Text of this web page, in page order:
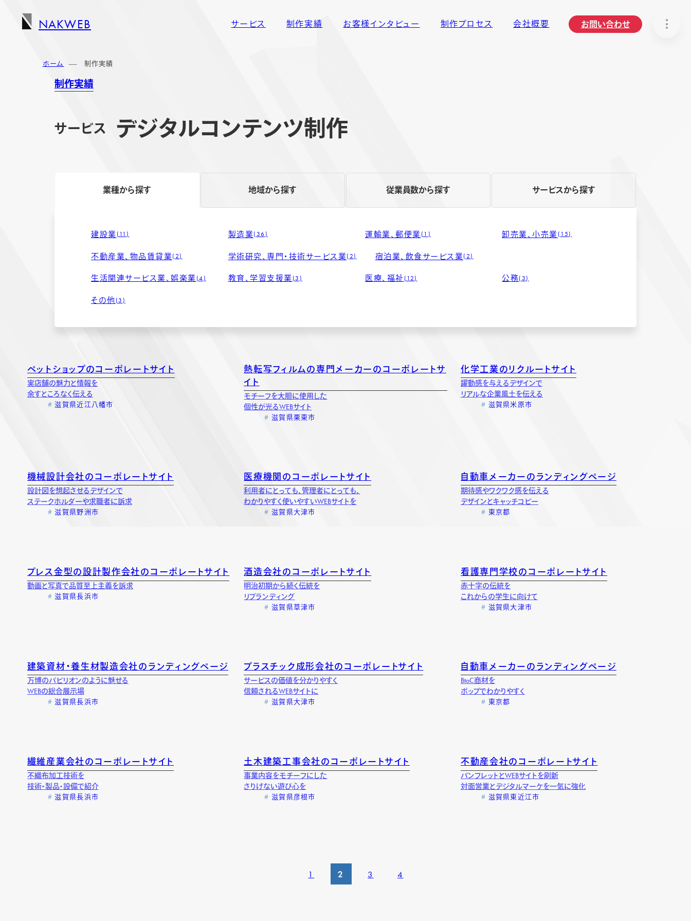
NAKWEB サービス 制作実績 お客様インタビュー 制作プロセス 会社概要 お問い合わせ
ホーム 制作実績
制作実績
サービス デジタルコンテンツ制作
業種から探す
建設業 11 製造業 36 運輸業、郵便業 1 卸売業、小売業 15
不動産業、物品賃貸業 2 学術研究、専門・技術サービス業 2 宿泊業、飲食サービス業 2
生活関連サービス業、娯楽業 4 教育、学習支援業 3 医療、福祉 12 公務 3
その他 3
地域から探す 従業員数から探す サービスから探す
ペットショップのコーポレートサイト
実店舗の魅力と情報を
余すところなく伝える
滋賀県近江八幡市
熱転写フィルムの専門メーカーのコーポレートサ
イト
モチーフを大胆に使用した
個性が光るWEBサイト
滋賀県栗東市
化学工業のリクルートサイト
躍動感を与えるデザインで
リアルな企業風土を伝える
滋賀県米原市
機械設計会社のコーポレートサイト
設計図を想起させるデザインで
ステークホルダーや求職者に訴求
滋賀県野洲市
医療機関のコーポレートサイト
利用者にとっても、管理者にとっても、
わかりやすく使いやすいWEBサイトを
滋賀県大津市
自動車メーカーのランディングページ
期待感やワクワク感を伝える
デザインとキャッチコピー
東京都
プレス金型の設計製作会社のコーポレートサイト
動画と写真で品質至上主義を訴求
滋賀県長浜市
酒造会社のコーポレートサイト
明治初期から続く伝統を
リブランディング
滋賀県草津市
看護専門学校のコーポレートサイト
赤十字の伝統を
これからの学生に向けて
滋賀県大津市
建築資材・養生材製造会社のランディングページ
万博のパビリオンのように魅せる
WEBの総合展示場
滋賀県長浜市
プラスチック成形会社のコーポレートサイト
サービスの価値を分かりやすく
信頼されるWEBサイトに
滋賀県大津市
自動車メーカーのランディングページ
BtoC商材を
ポップでわかりやすく
東京都
繊維産業会社のコーポレートサイト
不織布加工技術を
技術・製品・設備で紹介
滋賀県長浜市
土木建築工事会社のコーポレートサイト
事業内容をモチーフにした
さりげない遊び心を
滋賀県彦根市
不動産会社のコーポレートサイト
パンフレットとWEBサイトを刷新
対面営業とデジタルマーケを一気に強化
滋賀県東近江市
1 2 3 4
トール